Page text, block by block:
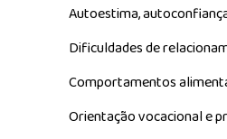
Autoestima,
Dificuldades de
Comportamentos
Orientação vocacional e